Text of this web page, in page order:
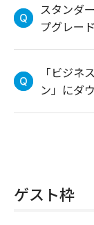
スタンダ
プグレー
「ビジネ
ン」にダ
ゲスト枠